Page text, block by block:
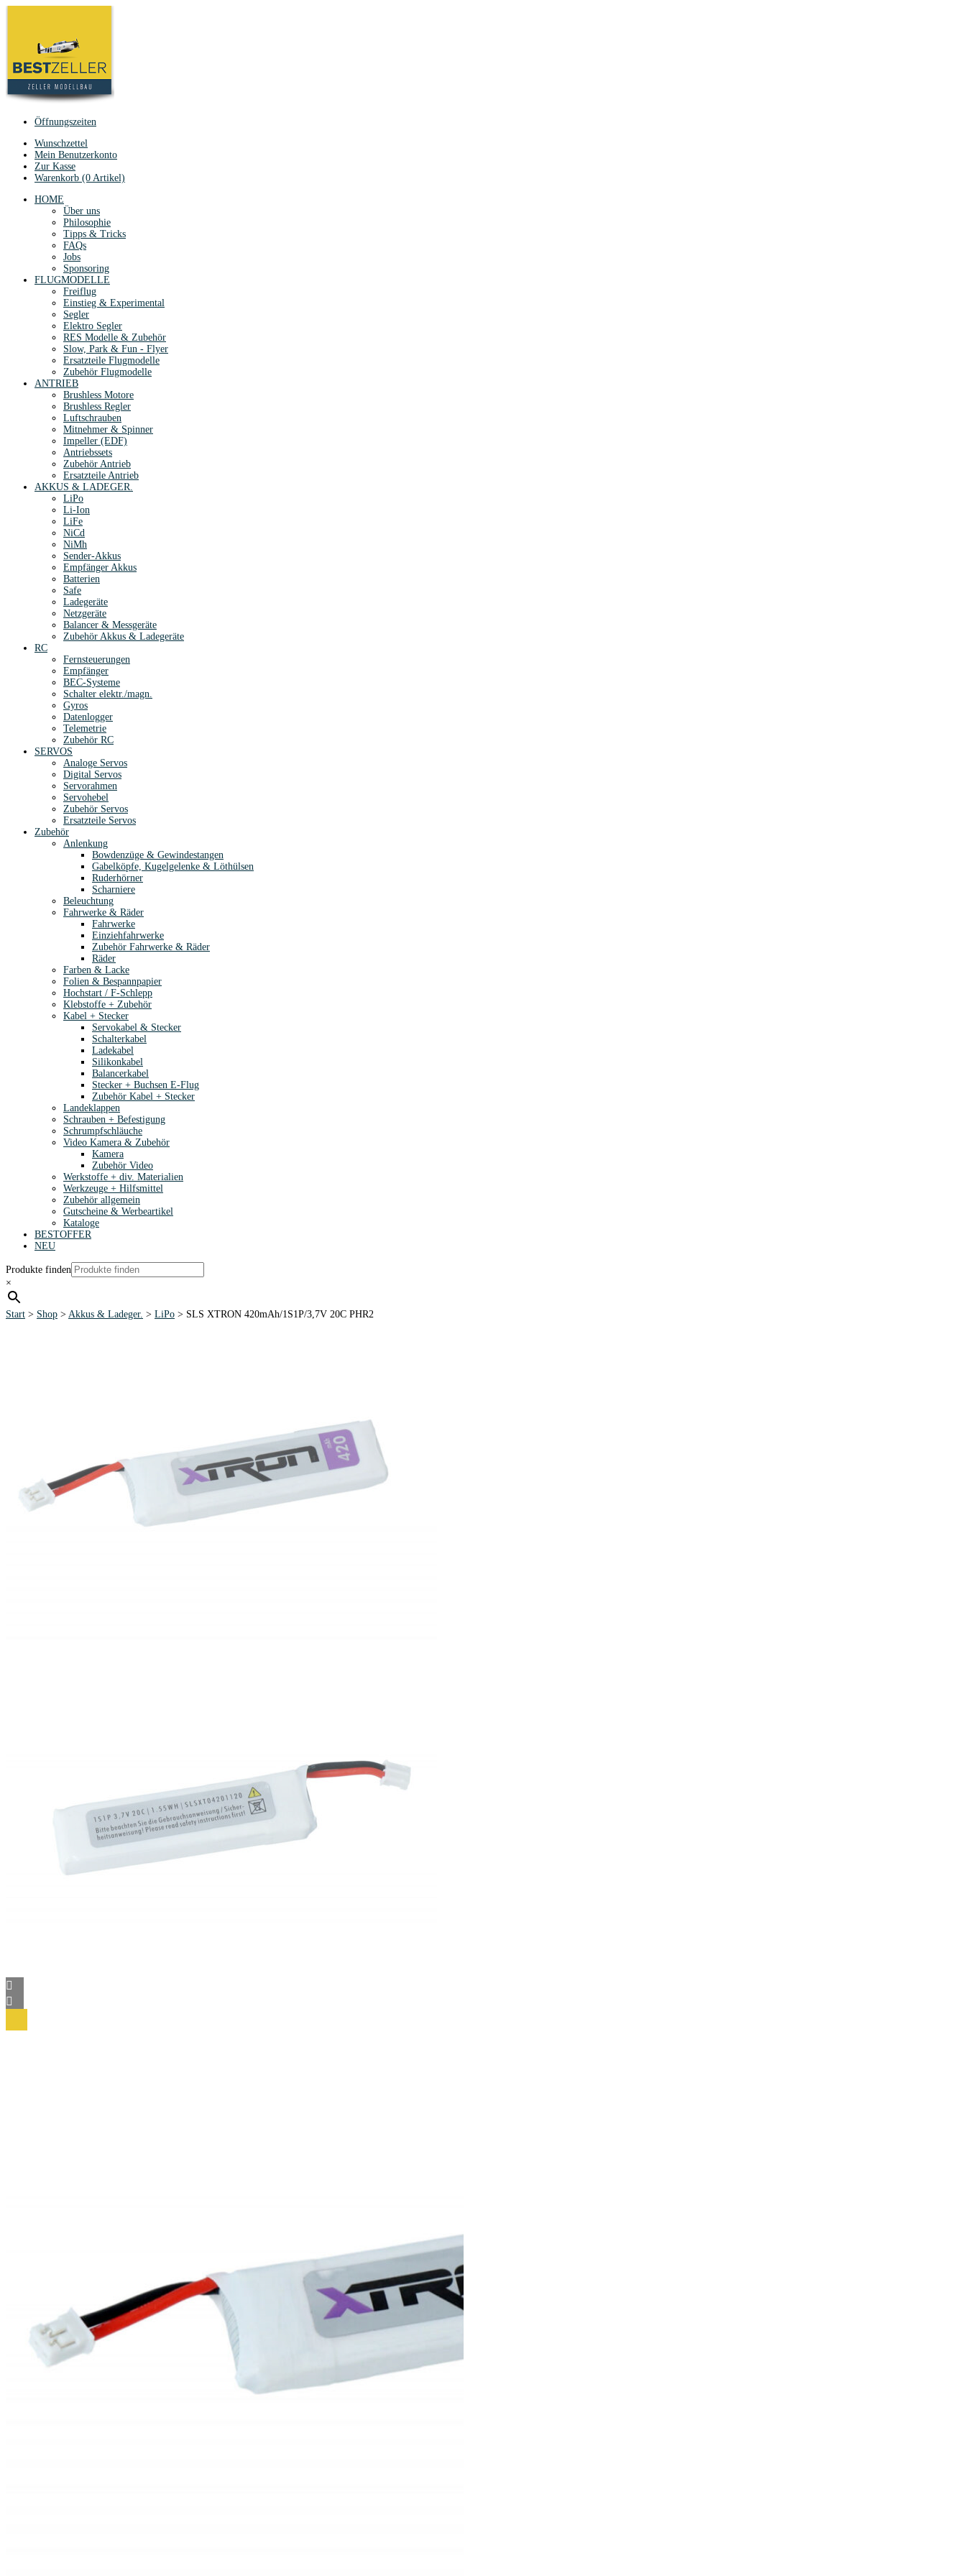
Öffnungszeiten
Wunschzettel
Mein Benutzerkonto
Zur Kasse
Warenkorb (0 Artikel)
HOME
Über uns
Philosophie
Tipps & Tricks
FAQs
Jobs
Sponsoring
FLUGMODELLE
Freiflug
Einstieg & Experimental
Segler
Elektro Segler
RES Modelle & Zubehör
Slow, Park & Fun - Flyer
Ersatzteile Flugmodelle
Zubehör Flugmodelle
ANTRIEB
Brushless Motore
Brushless Regler
Luftschrauben
Mitnehmer & Spinner
Impeller (EDF)
Antriebssets
Zubehör Antrieb
Ersatzteile Antrieb
AKKUS & LADEGER.
LiPo
Li-Ion
LiFe
NiCd
NiMh
Sender-Akkus
Empfänger Akkus
Batterien
Safe
Ladegeräte
Netzgeräte
Balancer & Messgeräte
Zubehör Akkus & Ladegeräte
RC
Fernsteuerungen
Empfänger
BEC-Systeme
Schalter elektr./magn.
Gyros
Datenlogger
Telemetrie
Zubehör RC
SERVOS
Analoge Servos
Digital Servos
Servorahmen
Servohebel
Zubehör Servos
Ersatzteile Servos
Zubehör
Anlenkung
Bowdenzüge & Gewindestangen
Gabelköpfe, Kugelgelenke & Löthülsen
Ruderhörner
Scharniere
Beleuchtung
Fahrwerke & Räder
Fahrwerke
Einziehfahrwerke
Zubehör Fahrwerke & Räder
Räder
Farben & Lacke
Folien & Bespannpapier
Hochstart / F-Schlepp
Klebstoffe + Zubehör
Kabel + Stecker
Servokabel & Stecker
Schalterkabel
Ladekabel
Silikonkabel
Balancerkabel
Stecker + Buchsen E-Flug
Zubehör Kabel + Stecker
Landeklappen
Schrauben + Befestigung
Schrumpfschläuche
Video Kamera & Zubehör
Kamera
Zubehör Video
Werkstoffe + div. Materialien
Werkzeuge + Hilfsmittel
Zubehör allgemein
Gutscheine & Werbeartikel
Kataloge
BESTOFFER
NEU
Produkte finden
×
Start > Shop > Akkus & Ladeger. > LiPo > SLS XTRON 420mAh/1S1P/3,7V 20C PHR2